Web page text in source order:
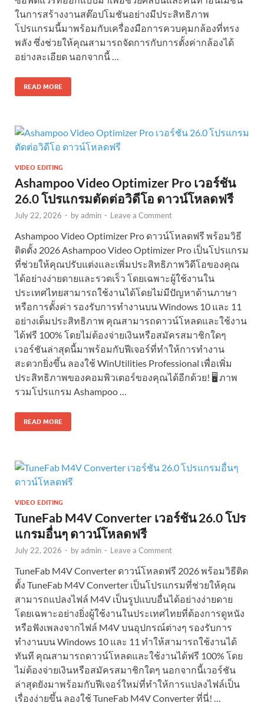
ในการสร้างงานสต๊อปโมชันอย่างมีประสิทธิภาพ
โปรแกรมนี้มาพร้อมกับเครื่องมือการควบคุมกล้องที่ทรง
พลัง ซึ่งช่วยให้คุณสามารถจัดการกับการตั้งค่ากล้องได้
อย่างละเอียด นอกจากนี้ …
READ MORE
VIDEO EDITING
Ashampoo Video Optimizer Pro เวอร์ชัน
26.0 โปรแกรมตัดต่อวิดีโอ ดาวน์โหลดฟรี
July 22, 2026 - byadmin - Leave a Comment
Ashampoo Video Optimizer Pro ดาวน์โหลดฟรี พร้อมวิธี
ติดตั้ง 2026 Ashampoo Video Optimizer Pro เป็นโปรแกรม
ที่ช่วยให้คุณปรับแต่งและเพิ่มประสิทธิภาพวิดีโอของคุณ
ได้อย่างง่ายดายและรวดเร็ว โดยเฉพาะผู้ใช้งานใน
ประเทศไทยสามารถใช้งานได้โดยไม่มีปัญหาด้านภาษา
หรือการตั้งค่า รองรับการทำงานบน Windows 10 และ 11
อย่างเต็มประสิทธิภาพ คุณสามารถดาวน์โหลดและใช้งาน
ได้ฟรี 100% โดยไม่ต้องจ่ายเงินหรือสมัครสมาชิกใดๆ
เวอร์ชันล่าสุดนี้มาพร้อมกับฟีเจอร์ที่ทำให้การทำงาน
สะดวกยิ่งขึ้น ลองใช้ WinUtilities Professional เพื่อเพิ่ม
ประสิทธิภาพของคอมพิวเตอร์ของคุณได้อีกด้วย! 🖥️ ภาพ
รวมโปรแกรม Ashampoo …
READ MORE
VIDEO EDITING
TuneFab M4V Converter เวอร์ชัน 26.0 โปร
แกรมอื่นๆ ดาวน์โหลดฟรี
July 22, 2026 - byadmin - Leave a Comment
TuneFab M4V Converter ดาวน์โหลดฟรี 2026 พร้อมวิธีติด
ตั้ง TuneFab M4V Converter เป็นโปรแกรมที่ช่วยให้คุณ
สามารถแปลงไฟล์ M4V เป็นรูปแบบอื่นได้อย่างง่ายดาย
โดยเฉพาะอย่างยิ่งผู้ใช้งานในประเทศไทยที่ต้องการดูหนัง
หรือฟังเพลงจากไฟล์ M4V บนอุปกรณ์ต่างๆ รองรับการ
ทำงานบน Windows 10 และ 11 ทำให้สามารถใช้งานได้
ทันที คุณสามารถดาวน์โหลดและใช้งานได้ฟรี 100% โดย
ไม่ต้องจ่ายเงินหรือสมัครสมาชิกใดๆ นอกจากนี้เวอร์ชัน
ล่าสุดยังมาพร้อมกับฟีเจอร์ใหม่ที่ทำให้การแปลงไฟล์เป็น
เรื่องง่ายขึ้น ลองใช้ TuneFab M4V Converter ที่นี่! …